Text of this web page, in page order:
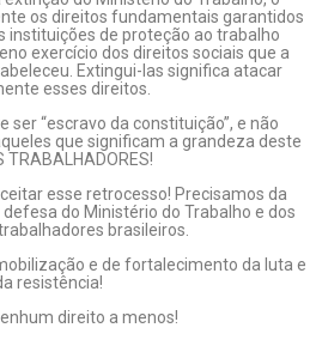
os direitos fundamentais garantidos
instituições de proteção ao trabalho
exercício dos direitos sociais que a
Extingui-las significa atacar
esses direitos.
ser “escravo da constituição”, e não
que significam a grandeza deste
TRABALHADORES!
esse retrocesso! Precisamos da
do Ministério do Trabalho e dos
brasileiros.
e de fortalecimento da luta e
resistência!
direito a menos!